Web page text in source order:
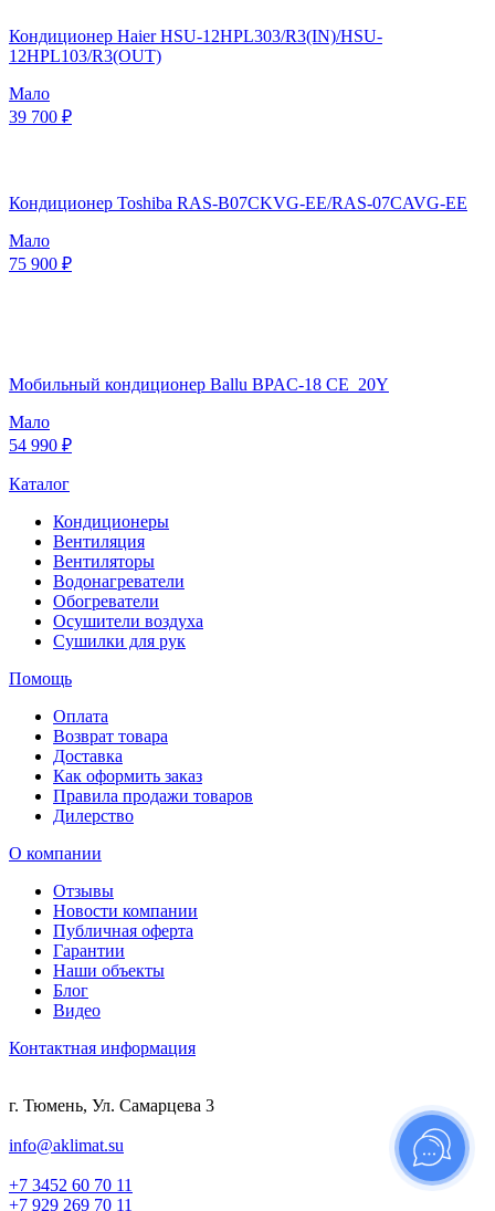
Кондиционер Haier HSU-12HPL303/R3(IN)/HSU-
12HPL103/R3(OUT)
Мало
39 700 ₽
Кондиционер Toshiba RAS-B07CKVG-EE/RAS-07CAVG-EE
Мало
75 900 ₽
Мобильный кондиционер Ballu BPAC-18 CE_20Y
Мало
54 990 ₽
Каталог
Кондиционеры
Вентиляция
Вентиляторы
Водонагреватели
Обогреватели
Осушители воздуха
Сушилки для рук
Помощь
Оплата
Возврат товара
Доставка
Как оформить заказ
Правила продажи товаров
Дилерство
О компании
Отзывы
Новости компании
Публичная оферта
Гарантии
Наши объекты
Блог
Видео
Контактная информация
г. Тюмень, Ул. Самарцева 3
info@aklimat.su
+7 3452 60 70 11
+7 929 269 70 11